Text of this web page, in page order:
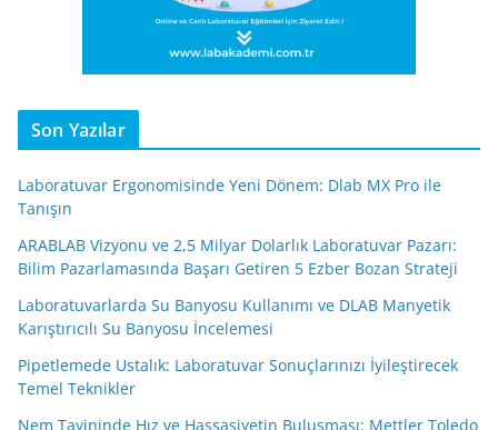
Son Yazılar
Laboratuvar Ergonomisinde Yeni Dönem: Dlab MX Pro ile
Tanışın
ARABLAB Vizyonu ve 2,5 Milyar Dolarlık Laboratuvar Pazarı:
Bilim Pazarlamasında Başarı Getiren 5 Ezber Bozan Strateji
Laboratuvarlarda Su Banyosu Kullanımı ve DLAB Manyetik
Karıştırıcılı Su Banyosu İncelemesi
Pipetlemede Ustalık: Laboratuvar Sonuçlarınızı İyileştirecek
Temel Teknikler
Nem Tayininde Hız ve Hassasiyetin Buluşması: Mettler Toledo